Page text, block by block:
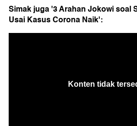
Simak juga '3 Arahan Jokowi soal
Usai Kasus Corona Naik':